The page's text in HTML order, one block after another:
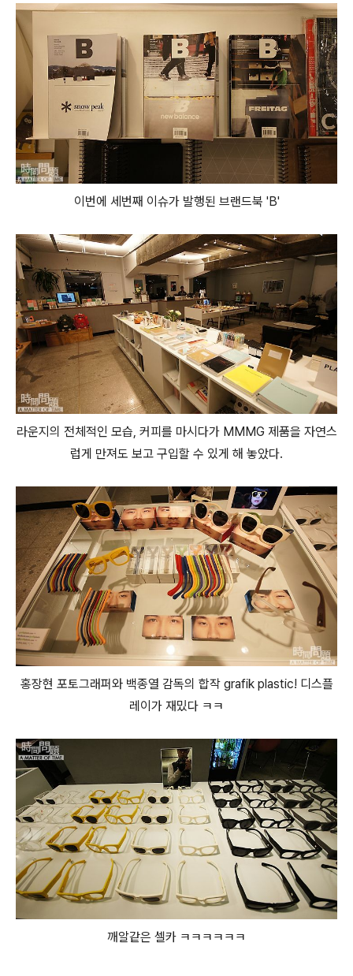
이번에 세번째 이슈가 발행된 브랜드북 'B'
라운지의 전체적인 모습, 커피를 마시다가 MMMG 제품을 자연스
럽게 만져도 보고 구입할 수 있게 해 놓았다.
홍장현 포토그래퍼와 백종열 감독의 합작 grafik plastic! 디스플
레이가 재밌다 ㅋㅋ
깨알같은 셀카 ㅋㅋㅋㅋㅋㅋ